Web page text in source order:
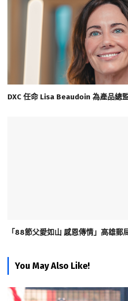
DXC 任命 Lisa Beaudoin 為產品總
「88節父愛如山 感恩傳情」高雄郵
You May Also Like!